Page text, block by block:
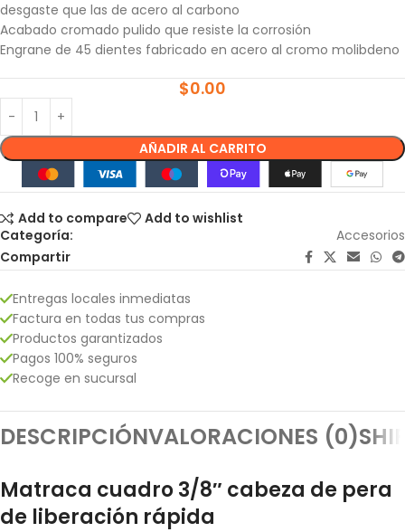
desgaste que las de acero al carbono
Acabado cromado pulido que resiste la corrosión
Engrane de 45 dientes fabricado en acero al cromo molibdeno
$0.00
AÑADIR AL CARRITO
Add to compare
Add to wishlist
Categoría:
Accesorios
Compartir
Entregas locales inmediatas
Factura en todas tus compras
Productos garantizados
Pagos 100% seguros
Recoge en sucursal
DESCRIPCIÓNVALORACIONES (0)
Matraca cuadro 3/8″ cabeza de pera
de liberación rápida